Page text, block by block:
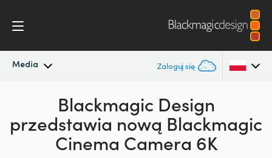
Media Zaloguj się
Najnowsze wiadomości
Archiwum wiadomości
Argentina
Australia
Austria
Blackmagic Design
przedstawia nową Blackmagic
Cinema Camera 6K